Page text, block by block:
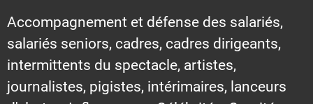
Accompagnement et défense des salariés,
salariés seniors, cadres, cadres dirigeants,
intermittents du spectacle, artistes,
journalistes, pigistes, intérimaires, lanceurs